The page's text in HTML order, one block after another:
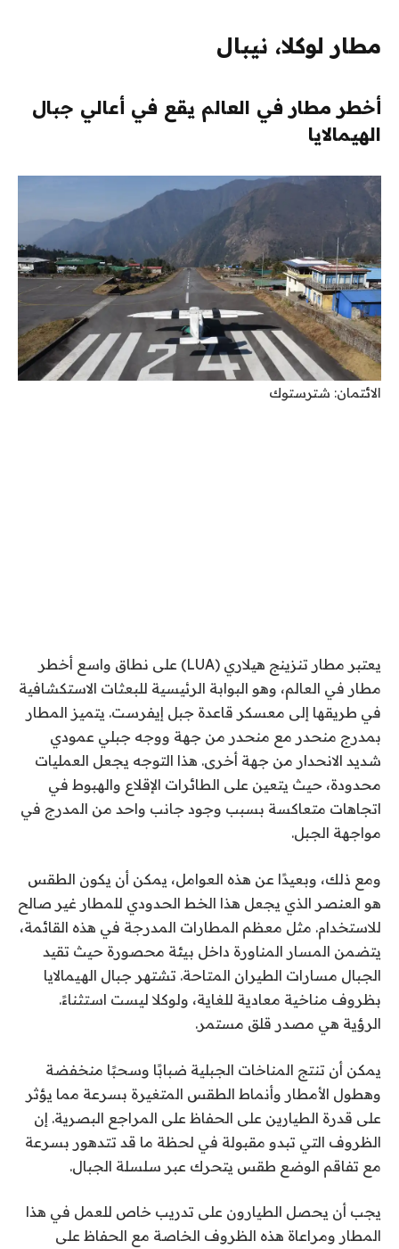
مطار لوكلا، نيبال
أخطر مطار في العالم يقع في أعالي جبال
الهيمالايا
الائتمان: شترستوك
يعتبر مطار تنزينج هيلاري (LUA) على نطاق واسع أخطر
مطار في العالم، وهو البوابة الرئيسية للبعثات الاستكشافية
في طريقها إلى معسكر قاعدة جبل إيفرست. يتميز المطار
بمدرج منحدر مع منحدر من جهة ووجه جبلي عمودي
شديد الانحدار من جهة أخرى. هذا التوجه يجعل العمليات
محدودة، حيث يتعين على الطائرات الإقلاع والهبوط في
اتجاهات متعاكسة بسبب وجود جانب واحد من المدرج في
مواجهة الجبل.
ومع ذلك، وبعيدًا عن هذه العوامل، يمكن أن يكون الطقس
هو العنصر الذي يجعل هذا الخط الحدودي للمطار غير صالح
للاستخدام. مثل معظم المطارات المدرجة في هذه القائمة،
يتضمن المسار المناورة داخل بيئة محصورة حيث تقيد
الجبال مسارات الطيران المتاحة. تشتهر جبال الهيمالايا
بظروف مناخية معادية للغاية، ولوكلا ليست استثناءً.
الرؤية هي مصدر قلق مستمر.
يمكن أن تنتج المناخات الجبلية ضبابًا وسحبًا منخفضة
وهطول الأمطار وأنماط الطقس المتغيرة بسرعة مما يؤثر
على قدرة الطيارين على الحفاظ على المراجع البصرية. إن
الظروف التي تبدو مقبولة في لحظة ما قد تتدهور بسرعة
مع تفاقم الوضع طقس يتحرك عبر سلسلة الجبال.
يجب أن يحصل الطيارون على تدريب خاص للعمل في هذا
المطار ومراعاة هذه الظروف الخاصة مع الحفاظ على